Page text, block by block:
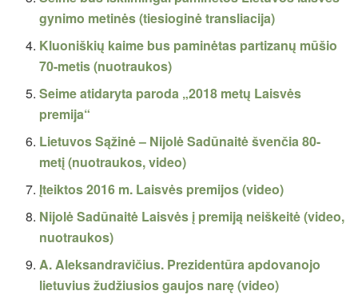
gynimo metinės (tiesioginė transliacija)
Kluoniškių kaime bus paminėtas partizanų mūšio
70-metis (nuotraukos)
Seime atidaryta paroda „2018 metų Laisvės
premija“
Lietuvos Sąžinė – Nijolė Sadūnaitė švenčia 80-
metį (nuotraukos, video)
Įteiktos 2016 m. Laisvės premijos (video)
Nijolė Sadūnaitė Laisvės į premiją neiškeitė (video,
nuotraukos)
A. Aleksandravičius. Prezidentūra apdovanojo
lietuvius žudžiusios gaujos narę (video)